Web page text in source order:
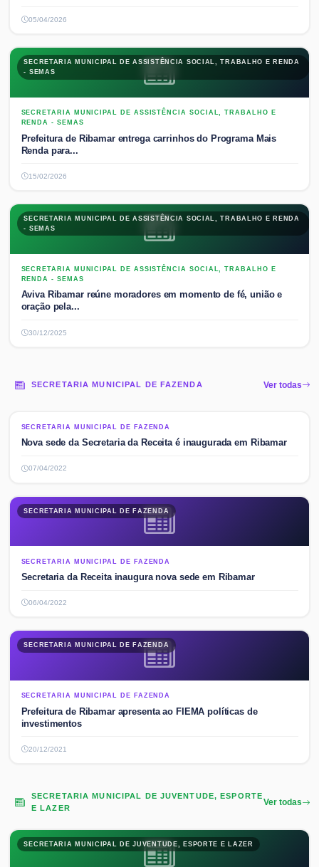
05/04/2026
SECRETARIA MUNICIPAL DE ASSISTÊNCIA SOCIAL, TRABALHO E RENDA
- SEMAS
SECRETARIA MUNICIPAL DE ASSISTÊNCIA SOCIAL, TRABALHO E
RENDA - SEMAS
Prefeitura de Ribamar entrega carrinhos do Programa Mais
Renda para...
15/02/2026
SECRETARIA MUNICIPAL DE ASSISTÊNCIA SOCIAL, TRABALHO E RENDA
- SEMAS
SECRETARIA MUNICIPAL DE ASSISTÊNCIA SOCIAL, TRABALHO E
RENDA - SEMAS
Aviva Ribamar reúne moradores em momento de fé, união e
oração pela...
30/12/2025
SECRETARIA MUNICIPAL DE FAZENDA Ver todas
SECRETARIA MUNICIPAL DE FAZENDA
SECRETARIA MUNICIPAL DE FAZENDA
Nova sede da Secretaria da Receita é inaugurada em Ribamar
07/04/2022
SECRETARIA MUNICIPAL DE FAZENDA
SECRETARIA MUNICIPAL DE FAZENDA
Secretaria da Receita inaugura nova sede em Ribamar
06/04/2022
SECRETARIA MUNICIPAL DE FAZENDA
SECRETARIA MUNICIPAL DE FAZENDA
Prefeitura de Ribamar apresenta ao FIEMA políticas de
investimentos
20/12/2021
SECRETARIA MUNICIPAL DE JUVENTUDE, ESPORTE
E LAZER
Ver todas
SECRETARIA MUNICIPAL DE JUVENTUDE, ESPORTE E LAZER